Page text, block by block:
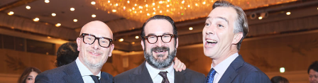
ンとリオネル・ロック＝ボワゼルは、両親のクリストフとエヴリーヌとともに、その年のワインを
すべて試飲します。 6世代にわたって一族が守り続けてきた品質と寛容の価値観に忠実な彼らは、
自分たちの責務と共有する遺産の力を強く自覚しています。彼らは、誠実で本物のワインを造るた
めに、独立した思考という倫理観をすべての行動に適用しています。